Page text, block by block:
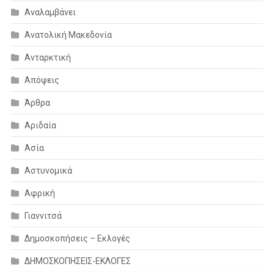
Αναλαμβάνει
Ανατολική Μακεδονία
Ανταρκτική
Απόψεις
Άρθρα
Αριδαία
Ασία
Αστυνομικά
Αφρική
Γιαννιτσά
Δημοσκοπήσεις – Εκλογές
ΔΗΜΟΣΚΟΠΗΣΕΙΣ-ΕΚΛΟΓΕΣ